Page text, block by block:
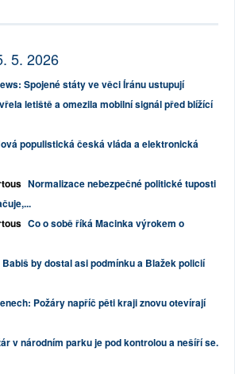
5. 2026
Spojené státy ve věci Íránu ustupují
letiště a omezila mobilní signál před blížící
populistická česká vláda a elektronická
Normalizace nebezpečné politické tuposti
Co o sobě říká Macinka výrokem o
Babiš by dostal asi podmínku a Blažek policií
Požáry napříč pěti kraji znovu otevírají
v národním parku je pod kontrolou a nešíří se.